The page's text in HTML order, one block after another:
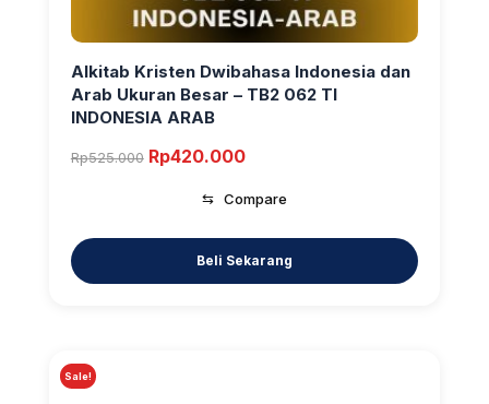
Alkitab Kristen Dwibahasa Indonesia dan
Arab Ukuran Besar – TB2 062 TI
INDONESIA ARAB
Rp525.000 Original
Rp525.000.
Rp420.000Current
is:
Rp420.000.
⇆ Compare
Sale!